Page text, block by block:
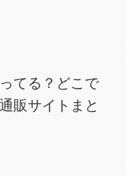
？販売店は100均
てる？どこで
販サイトまと